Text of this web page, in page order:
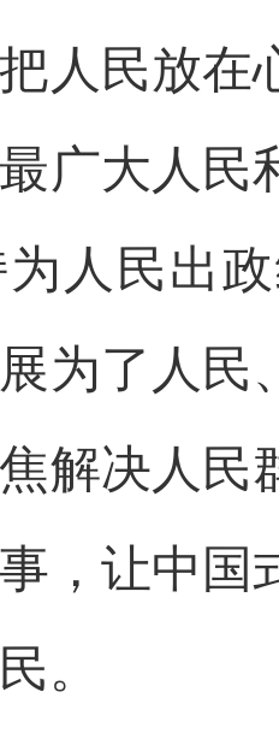
人民放在
广大人民
人民出
为了人民
解决人民
，让中国
。